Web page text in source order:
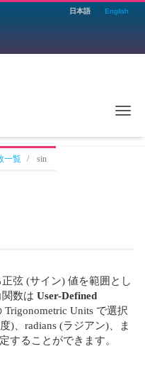
日本語 English
一覧 sin
弦 (サイン) 値を範囲とし
関数はUser-Defined
Units で選択
)、radians (ラジアン)、ま
することができます。